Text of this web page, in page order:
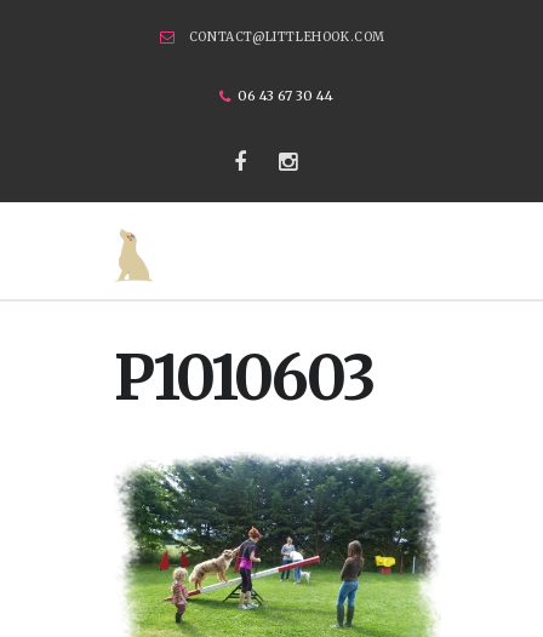
CONTACT@LITTLEHOOK.COM
06 43 67 30 44
P1010603